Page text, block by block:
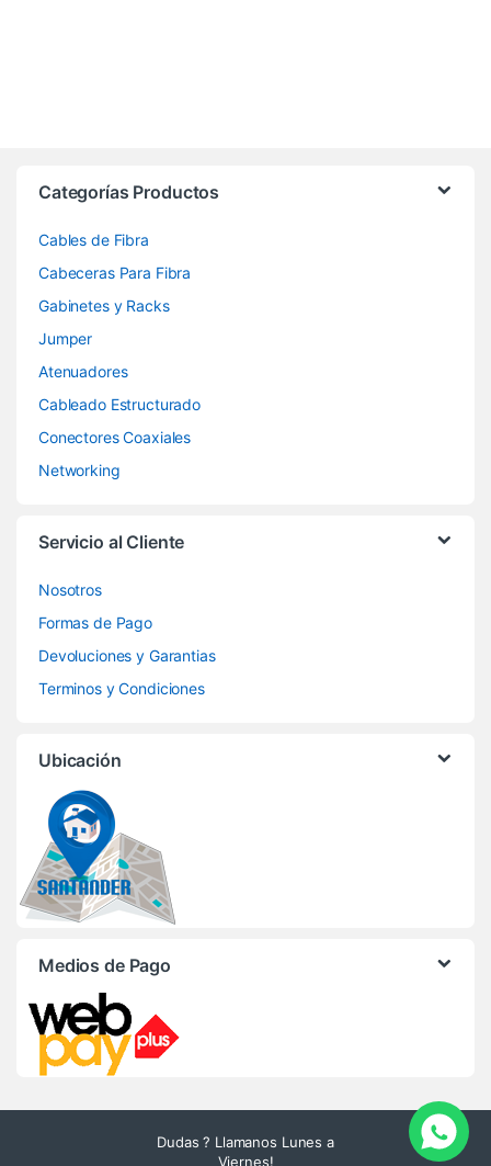
Categorías Productos
Cables de Fibra
Cabeceras Para Fibra
Gabinetes y Racks
Jumper
Atenuadores
Cableado Estructurado
Conectores Coaxiales
Networking
Servicio al Cliente
Nosotros
Formas de Pago
Devoluciones y Garantias
Terminos y Condiciones
Ubicación
Medios de Pago
Dudas ? Llamanos Lunes a
Viernes!